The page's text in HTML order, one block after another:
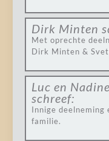
Dirk Minten
Met oprechte
Dirk Minten &
Luc en
schreef:
Innige deelneming
familie.